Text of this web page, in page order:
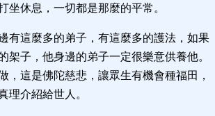
坐休息，一切都是那麼的平常。
有這麼多的弟子，有這麼多的護法，如果
架子，他身邊的弟子一定很樂意供養他。
，這是佛陀慈悲，讓眾生有機會種福田，
理介紹給世人。